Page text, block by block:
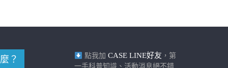
？ 點我加 CASE LINE好友 ，第
一手科普知識、活動消息絕不錯